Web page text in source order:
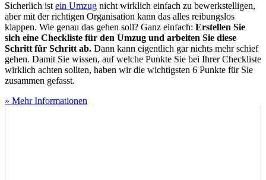
Sicherlich istein Umzug nicht wirklich einfach zu bewerkstelligen,
aber mit der richtigen Organisation kann das alles reibungslos
klappen. Wie genau das gehen soll? Ganz einfach: Erstellen Sie
sich eine Checkliste für den Umzug und arbeiten Sie diese
Schritt für Schritt ab. Dann kann eigentlich gar nichts mehr schief
gehen. Damit Sie wissen, auf welche Punkte Sie bei Ihrer Checkliste
wirklich achten sollten, haben wir die wichtigsten 6 Punkte für Sie
zusammen gefasst.
» Mehr Informationen